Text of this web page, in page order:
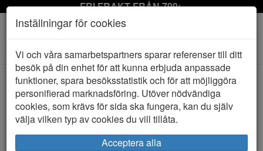
FRI FRAKT FRÅN 799:-
Toggle
navigation
HEM FLY FLOT
Inställningar för cookies
Vi och våra samarbetspartners sparar referenser till ditt
besök på din enhet för att kunna erbjuda anpassade
funktioner, spara besöksstatistik och för att möjliggöra
personifierad marknadsföring. Utöver nödvändiga
cookies, som krävs för sida ska fungera, kan du själv
välja vilken typ av cookies du vill tillåta.
Acceptera alla